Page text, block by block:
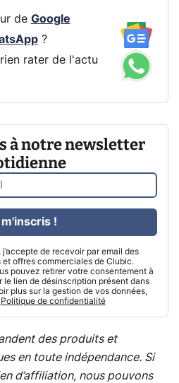
de Google
?
rater de l'actu
à notre newsletter
de recevoir par email des
offres commerciales de Clubic.
pouvez retirer votre consentement à
le lien de désinscription présent dans
plus sur la gestion de vos données,
Politique de confidentialité
!
des produits et
en toute indépendance. Si
d’affiliation, nous pouvons